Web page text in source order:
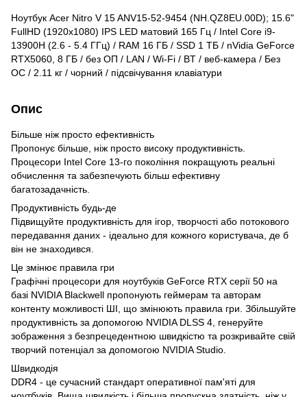
Ноутбук Acer Nitro V 15 ANV15-52-9454 (NH.QZ8EU.00D); 15.6"
FullHD (1920x1080) IPS LED матовий 165 Гц / Intel Core i9-
13900H (2.6 - 5.4 ГГц) / RAM 16 ГБ / SSD 1 ТБ / nVidia GeForce
RTX5060, 8 ГБ / без ОП / LAN / Wi-Fi / BT / веб-камера / Без
ОС / 2.11 кг / чорний / підсвічування клавіатури
Опис
Більше ніж просто ефективність
Пропонує більше, ніж просто високу продуктивність.
Процесори Intel Core 13-го покоління покращують реальні
обчислення та забезпечують більш ефективну
багатозадачність.
Продуктивність будь-де
Підвищуйте продуктивність для ігор, творчості або потокового
передавання даних - ідеально для кожного користувача, де б
він не знаходився.
Це змінює правила гри
Графічні процесори для ноутбуків GeForce RTX серії 50 на
базі NVIDIA Blackwell пропонують геймерам та авторам
контенту можливості ШІ, що змінюють правила гри. Збільшуйте
продуктивність за допомогою NVIDIA DLSS 4, генеруйте
зображення з безпрецедентною швидкістю та розкривайте свій
творчий потенціал за допомогою NVIDIA Studio.
Швидкодія
DDR4 - це сучасний стандарт оперативної пам'яті для